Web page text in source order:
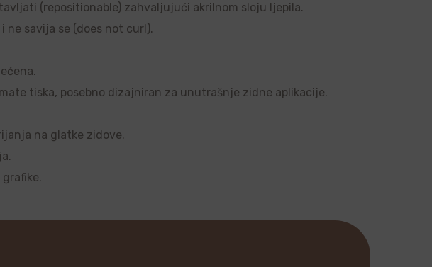
(repositionable) zahvaljujući akrilnom sloju ljepila.
savija se (does not curl).
tiska, posebno dizajniran za unutrašnje zidne aplikacije.
na glatke zidove.